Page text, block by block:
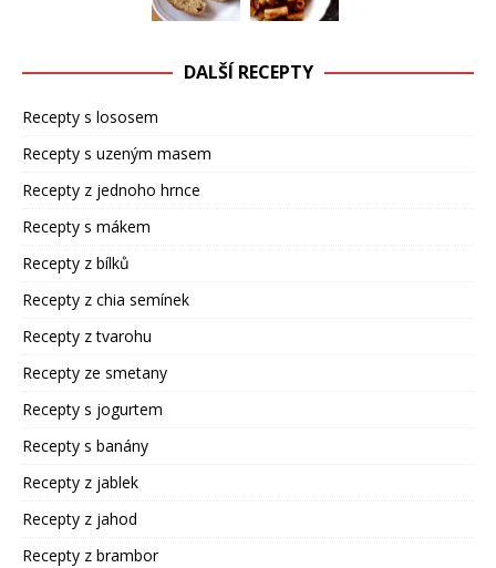
DALŠÍ RECEPTY
Recepty s lososem
Recepty s uzeným masem
Recepty z jednoho hrnce
Recepty s mákem
Recepty z bílků
Recepty z chia semínek
Recepty z tvarohu
Recepty ze smetany
Recepty s jogurtem
Recepty s banány
Recepty z jablek
Recepty z jahod
Recepty z brambor